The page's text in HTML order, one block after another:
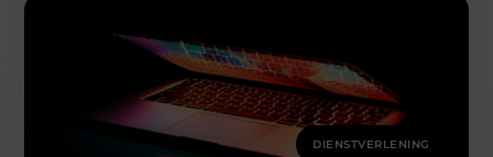
DIENSTVERLENING